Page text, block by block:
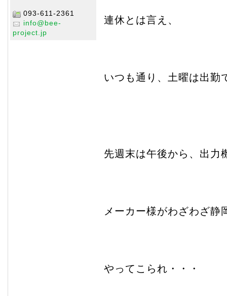
連休とは言え、
いつも通り、土曜は出勤
先週末は午後から、出力
メーカー様がわざわざ静
やってこられ・・・
093-611-2361
info@bee-
project.jp